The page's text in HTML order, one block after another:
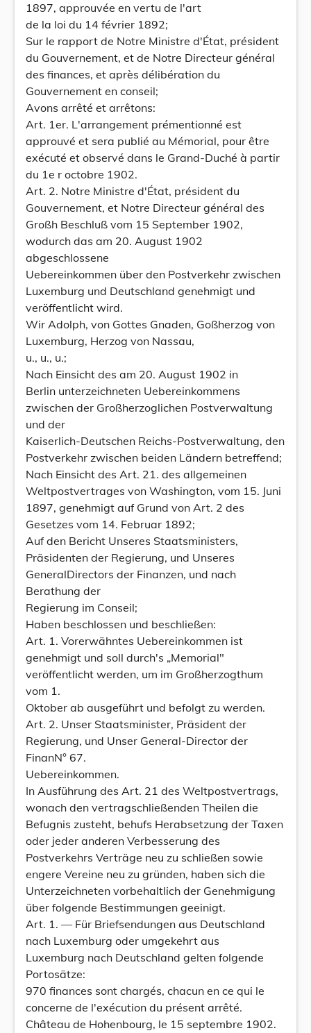
1897, approuvée en vertu de l'art
de la loi du 14 février 1892;
Sur le rapport de Notre Ministre d'État, président
du Gouvernement, et de Notre Directeur général
des finances, et après délibération du
Gouvernement en conseil;
Avons arrêté et arrêtons:
Art. 1er. L'arrangement prémentionné est
approuvé et sera publié au Mémorial, pour être
exécuté et observé dans le Grand-Duché à partir
du 1e r octobre 1902.
Art. 2. Notre Ministre d'État, président du
Gouvernement, et Notre Directeur général des
Großh Beschluß vom 15 September 1902,
wodurch das am 20. August 1902
abgeschlossene
Uebereinkommen über den Postverkehr zwischen
Luxemburg und Deutschland genehmigt und
veröffentlicht wird.
Wir Adolph, von Gottes Gnaden, Goßherzog von
Luxemburg, Herzog von Nassau,
u., u., u.;
Nach Einsicht des am 20. August 1902 in
Berlin unterzeichneten Uebereinkommens
zwischen der Großherzoglichen Postverwaltung
und der
Kaiserlich-Deutschen Reichs-Postverwaltung, den
Postverkehr zwischen beiden Ländern betreffend;
Nach Einsicht des Art. 21. des allgemeinen
Weltpostvertrages von Washington, vom 15. Juni
1897, genehmigt auf Grund von Art. 2 des
Gesetzes vom 14. Februar 1892;
Auf den Bericht Unseres Staatsministers,
Präsidenten der Regierung, und Unseres
GeneralDirectors der Finanzen, und nach
Berathung der
Regierung im Conseil;
Haben beschlossen und beschließen:
Art. 1. Vorerwähntes Uebereinkommen ist
genehmigt und soll durch's „Memorial"
veröffentlicht werden, um im Großherzogthum
vom 1.
Oktober ab ausgeführt und befolgt zu werden.
Art. 2. Unser Staatsminister, Präsident der
Regierung, und Unser General-Director der
FinanN° 67.
Uebereinkommen.
In Ausführung des Art. 21 des Weltpostvertrags,
wonach den vertragschließenden Theilen die
Befugnis zusteht, behufs Herabsetzung der Taxen
oder jeder anderen Verbesserung des
Postverkehrs Verträge neu zu schließen sowie
engere Vereine neu zu gründen, haben sich die
Unterzeichneten vorbehaltlich der Genehmigung
über folgende Bestimmungen geeinigt.
Art. 1. — Für Briefsendungen aus Deutschland
nach Luxemburg oder umgekehrt aus
Luxemburg nach Deutschland gelten folgende
Portosätze:
970 finances sont chargés, chacun en ce qui le
concerne de l'exécution du présent arrêté.
Château de Hohenbourg, le 15 septembre 1902.